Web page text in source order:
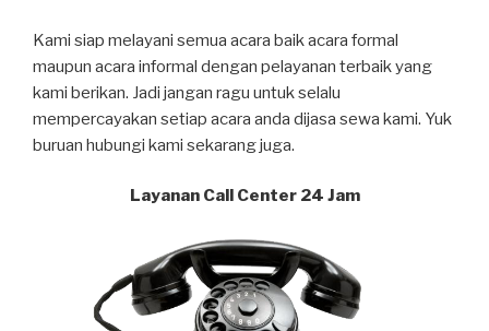
Kami siap melayani semua acara baik acara formal
maupun acara informal dengan pelayanan terbaik yang
kami berikan. Jadi jangan ragu untuk selalu
mempercayakan setiap acara anda dijasa sewa kami. Yuk
buruan hubungi kami sekarang juga.
Layanan Call Center 24 Jam